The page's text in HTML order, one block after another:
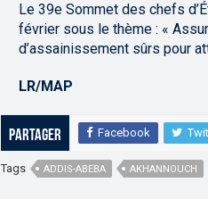
Le 39e Sommet des chefs
février sous le thème : «
d’assainissement sûrs pour
LR/MAP
Partager Facebook
Tags ADDIS-ABEBA AKHANNOUCH